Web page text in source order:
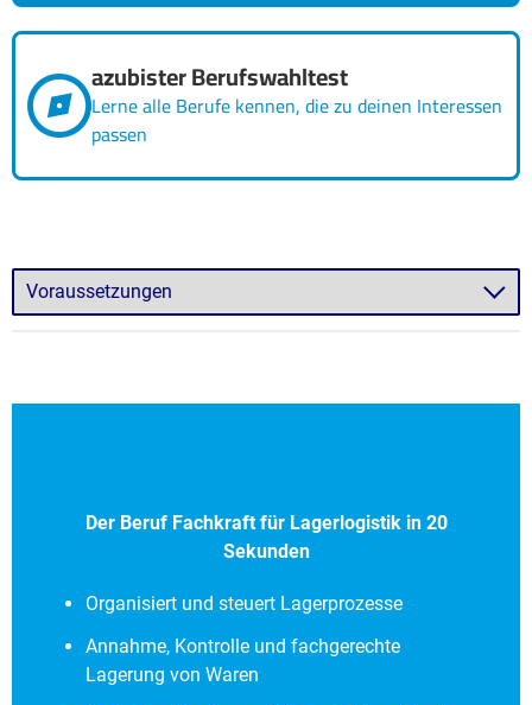
azubister Berufswahltest
Lerne alle Berufe kennen, die zu deinen Interessen
passen
Der Beruf Fachkraft für Lagerlogistik in 20
Sekunden
Organisiert und steuert Lagerprozesse
Annahme, Kontrolle und fachgerechte
Lagerung von Waren